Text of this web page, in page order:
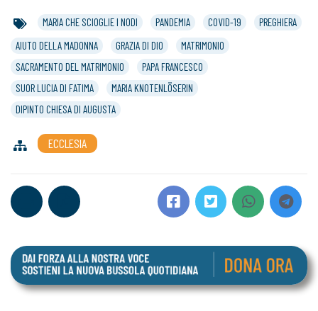
MARIA CHE SCIOGLIE I NODI PANDEMIA COVID-19
PREGHIERA
AIUTO DELLA MADONNA
GRAZIA DI DIO
MATRIMONIO
SACRAMENTO DEL MATRIMONIO
PAPA FRANCESCO
SUOR LUCIA DI FATIMA
MARIA KNOTENLÖSERIN
DIPINTO CHIESA DI AUGUSTA
ECCLESIA